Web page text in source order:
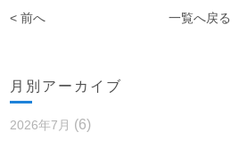
< 前へ 一覧へ戻る
月別アーカイブ
2026年7月 (6)